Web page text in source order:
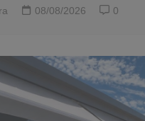
08/08/2026 0